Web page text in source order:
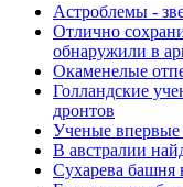
Астроблемы -
Отлично
обнаружили в
Окаменелые
Голландские
дронтов
Ученые
В австралии
Сухарева башня